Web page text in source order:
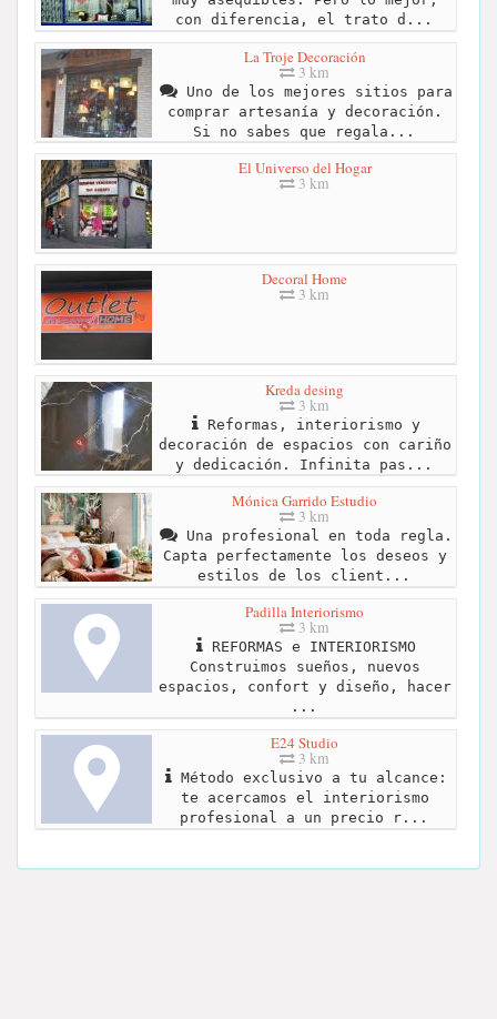
con diferencia, el trato d...
La Troje Decoración
3 km
Uno de los mejores sitios para
comprar artesanía y decoración.
Si no sabes que regala...
El Universo del Hogar
3 km
Decoral Home
3 km
Kreda desing
3 km
Reformas, interiorismo y
decoración de espacios con cariño
y dedicación. Infinita pas...
Mónica Garrido Estudio
3 km
Una profesional en toda regla.
Capta perfectamente los deseos y
estilos de los client...
Padilla Interiorismo
3 km
REFORMAS e INTERIORISMO
Construimos sueños, nuevos
espacios, confort y diseño, hacer
...
E24 Studio
3 km
Método exclusivo a tu alcance:
te acercamos el interiorismo
profesional a un precio r...